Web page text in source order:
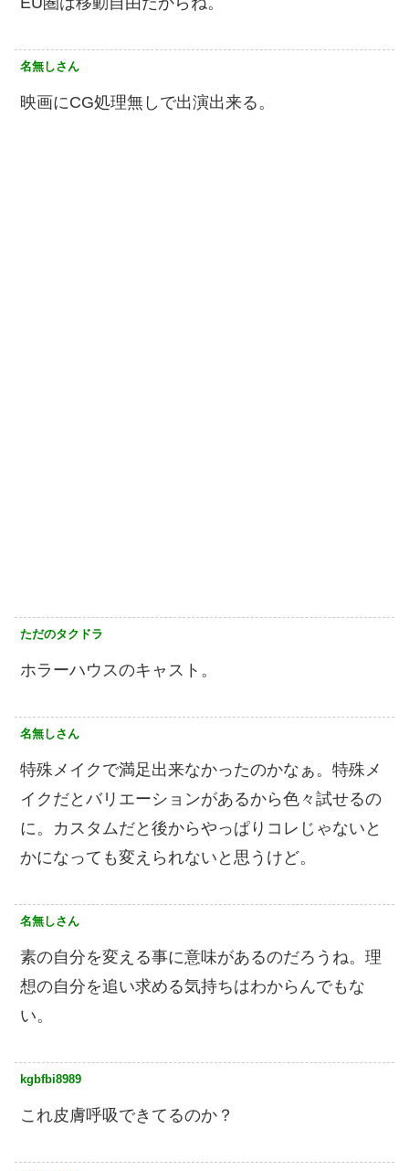
名無しさん
映画にCG処理無しで出演出来る。
ただのタクドラ
ホラーハウスのキャスト。
名無しさん
特殊メイクで満足出来なかったのかなぁ。特殊メ
イクだとバリエーションがあるから色々試せるの
に。カスタムだと後からやっぱりコレじゃないと
かになっても変えられないと思うけど。
名無しさん
素の自分を変える事に意味があるのだろうね。理
想の自分を追い求める気持ちはわからんでもな
い。
kgbfbi8989
これ皮膚呼吸できてるのか？